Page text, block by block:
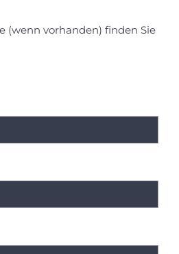
(wenn vorhanden) finden Sie